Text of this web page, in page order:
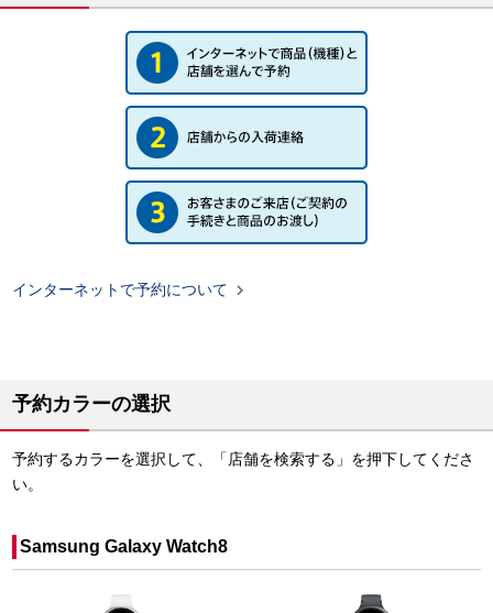
インターネットで予約について 
予約カラーの選択
予約するカラーを選択して、「店舗を検索する」を押下してくださ
い。
Samsung Galaxy Watch8